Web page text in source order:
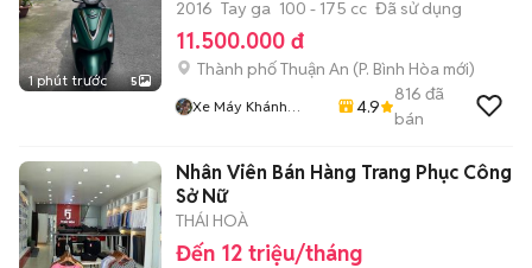
1 phút trước 5
2016 Tay ga 100 - 175 cc Đã sử dụng
11.500.000 đ
Thành phố Thuận An (P. Bình Hòa mới)
Xe Máy Khánh
4.9
816 đã
bán
Nhân Viên Bán Hàng Trang Phục Công
Sở Nữ
THÁI HOÀ
Đến 12 triệu/tháng